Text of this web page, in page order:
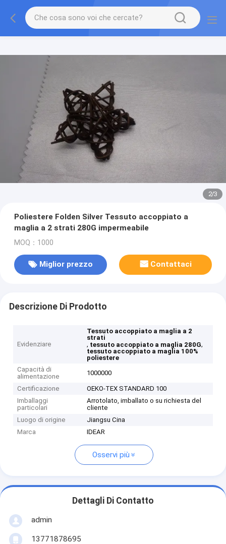
2/3
Poliestere Folden Silver Tessuto accoppiato a
maglia a 2 strati 280G impermeabile
MOQ：1000
Miglior prezzo Contattaci
Descrizione Di Prodotto
Evidenziare
Tessuto accoppiato a maglia a 2
strati
, tessuto accoppiato a maglia 280G,
tessuto accoppiato a maglia 100%
poliestere
Capacità di
alimentazione
1000000
Certificazione
OEKO-TEX STANDARD 100
Imballaggi
particolari
Arrotolato, imballato o su richiesta del
cliente
Luogo di origine
Jiangsu Cina
Marca
IDEAR
Osservi più
Dettagli Di Contatto
admin
13771878695